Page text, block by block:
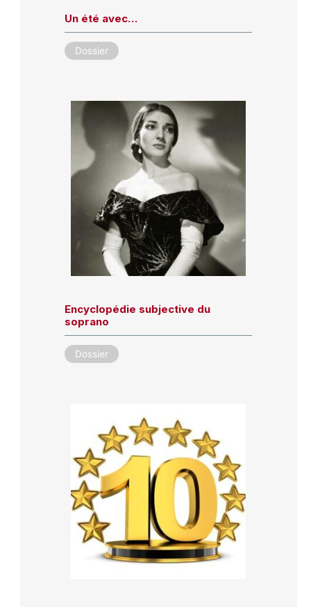
Un été avec…
Dossier
Encyclopédie subjective du
soprano
Dossier